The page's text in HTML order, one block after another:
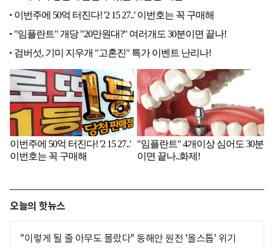
오늘의 핫뉴스
"이렇게 될 줄 아무도 몰랐다" 동해안 원전 '올스톱' 위기